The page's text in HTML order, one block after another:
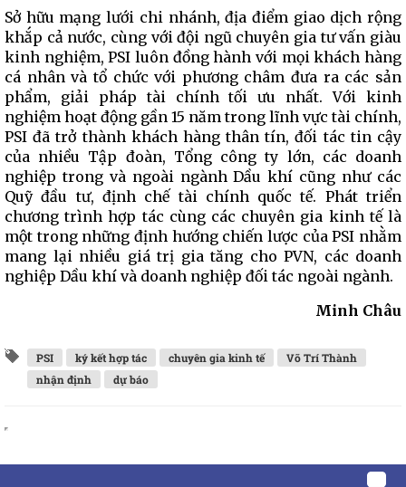
Sở hữu mạng lưới chi nhánh, địa điểm giao dịch rộng
khắp cả nước, cùng với đội ngũ chuyên gia tư vấn giàu
kinh nghiệm, PSI luôn đồng hành với mọi khách hàng
cá nhân và tổ chức với phương châm đưa ra các sản
phẩm, giải pháp tài chính tối ưu nhất. Với kinh
nghiệm hoạt động gần 15 năm trong lĩnh vực tài chính,
PSI đã trở thành khách hàng thân tín, đối tác tin cậy
của nhiều Tập đoàn, Tổng công ty lớn, các doanh
nghiệp trong và ngoài ngành Dầu khí cũng như các
Quỹ đầu tư, định chế tài chính quốc tế. Phát triển
chương trình hợp tác cùng các chuyên gia kinh tế là
một trong những định hướng chiến lược của PSI nhằm
mang lại nhiều giá trị gia tăng cho PVN, các doanh
nghiệp Dầu khí và doanh nghiệp đối tác ngoài ngành.
Minh Châu
PSI ký kết hợp tác chuyên gia kinh tế
Võ Trí Thành
nhận định
dự báo